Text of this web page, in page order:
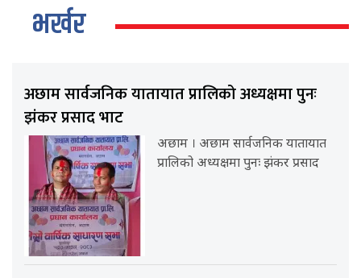
भर्खर
अछाम सार्वजनिक यातायात प्रालिको अध्यक्षमा पुनः
झंकर प्रसाद भाट
अछाम । अछाम सार्वजनिक यातायात
प्रालिको अध्यक्षमा पुनः झंकर प्रसाद